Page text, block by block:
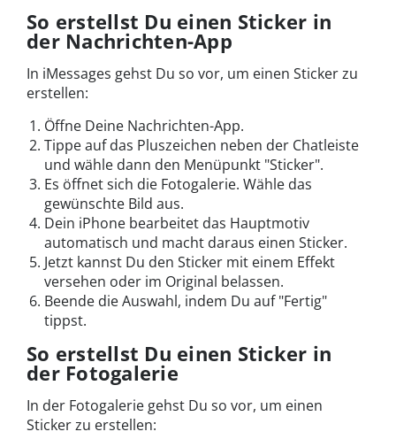
So erstellst Du einen Sticker in
der Nachrichten-App
In iMessages gehst Du so vor, um einen Sticker zu
erstellen:
Öffne Deine Nachrichten-App.
Tippe auf das Pluszeichen neben der Chatleiste
und wähle dann den Menüpunkt "Sticker".
Es öffnet sich die Fotogalerie. Wähle das
gewünschte Bild aus.
Dein iPhone bearbeitet das Hauptmotiv
automatisch und macht daraus einen Sticker.
Jetzt kannst Du den Sticker mit einem Effekt
versehen oder im Original belassen.
Beende die Auswahl, indem Du auf "Fertig"
tippst.
So erstellst Du einen Sticker in
der Fotogalerie
In der Fotogalerie gehst Du so vor, um einen
Sticker zu erstellen: